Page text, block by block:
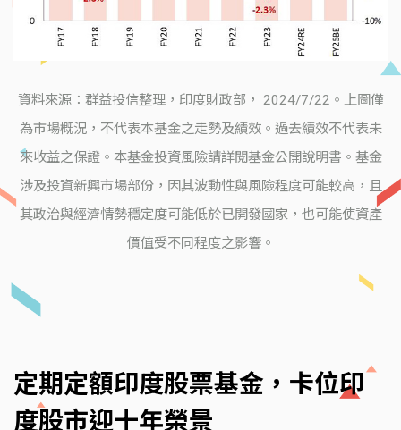
資料來源：群益投信整理，印度財政部， 2024/7/22。上圖僅
為市場概況，不代表本基金之走勢及績效。過去績效不代表未
來收益之保證。本基金投資風險請詳閱基金公開說明書。基金
涉及投資新興市場部份，因其波動性與風險程度可能較高，且
其政治與經濟情勢穩定度可能低於已開發國家，也可能使資產
價值受不同程度之影響。
定期定額印度股票基金，卡位印
度股市迎十年榮景